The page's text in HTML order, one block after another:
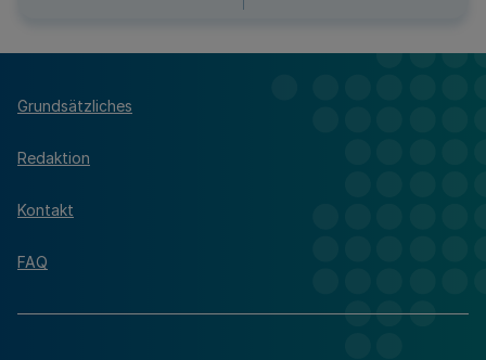
Grundsätzliches
Redaktion
Kontakt
FAQ